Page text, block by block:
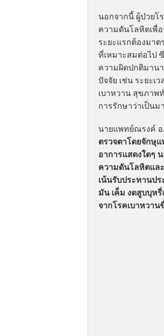
นอกจากนี้ ผู้ป่วยโ
ความดันโลหิตเพื่
ระยะแรกต้องมา
ที่เหมาะสมต่อไป
ความผิดปกติมาน
ปัจจัย เช่น ระยะเ
เบาหวาน สุขภา
การรักษาว่าเป็น
นายแพทย์ณรงค์
ตรวจตาโดยจักษุ
อาการแสดงใดๆ
ความดันโลหิตแล
เน้นรับประทานป
มัน เค็ม งดสูบบุห
จากโรคเบาหวาน